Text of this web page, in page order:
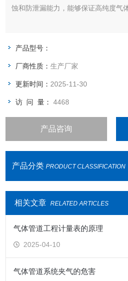
蚀和防泄漏能力，能够保证高纯度气
产品型号：
厂商性质：生产厂家
更新时间： 2025-11-30
访 问 量：4468
产品咨询
产品分类 PRODUCT CLASSIFICATION
相关文章 RELATED ARTICLES
气体管道工程计量表的原理
2025-04-10
气体管道系统夹气的危害